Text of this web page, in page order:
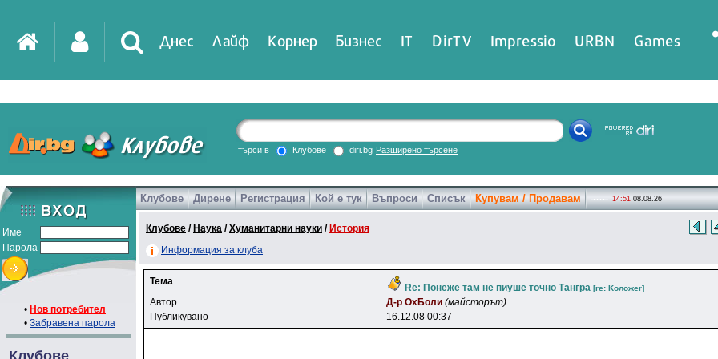
Днес Лайф Корнер Бизнес IT DirTV Impressio URBN Games
търси в Клубове diri.bg Разширено търсене
Име
Парола
• Нов потребител
• Забравена парола
Клубове
Клубове Дирене Регистрация Кой е тук Въпроси Списък Купувам / Продавам 14:51 08.08.26
Клубове / Наука /Хуманитарни науки / История
Информация за клуба
Тема
Re: Понеже там не пиуше точно Тангра [re: Koлoжer]
Автор Д-p OxБoли (майсторът)
Публикувано
16.12.08 00:37